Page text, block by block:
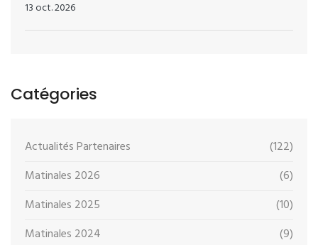
13 oct. 2026
Catégories
Actualités Partenaires
(122)
Matinales 2026
(6)
Matinales 2025
(10)
Matinales 2024
(9)